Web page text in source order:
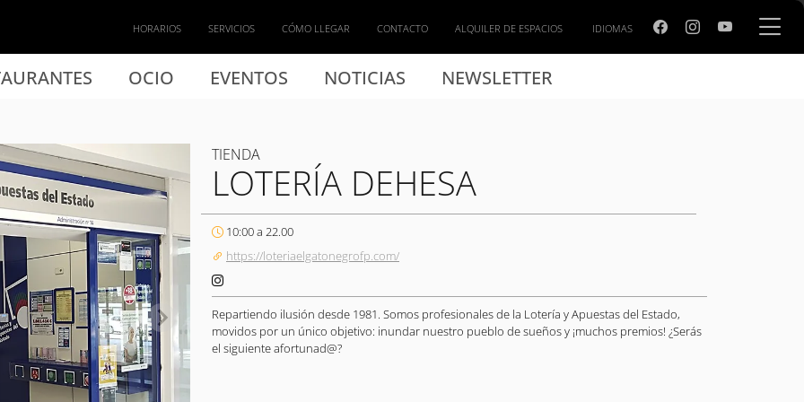
OCIO EVENTOS NOTICIAS NEWSLETTER
HORARIOS SERVICIOS CÓMO LLEGAR CONTACTO ALQUILER DE ESPACIOS IDIOMAS
TIENDA
LOTERÍA DEHESA
10:00 a 22.00
https://loteriaelgatonegrofp.com/
Repartiendo ilusión desde 1981. Somos profesionales de la Lotería y Apuestas del Estado,
movidos por un único objetivo: inundar nuestro pueblo de sueños y ¡muchos premios! ¿Serás
el siguiente afortunad@?